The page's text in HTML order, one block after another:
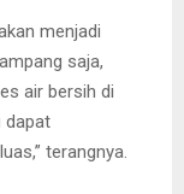
menjadi
saja,
air bersih di
dapat
terangnya.